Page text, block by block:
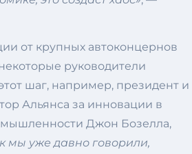
от крупных автоконцернов
руководители
шаг, например, президент и
Альянса за инновации в
Джон Бозелла,
мы уже давно говорили,